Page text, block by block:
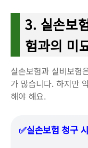
3. 실손보
험과의 미
실손보험과 실비보험
가 많습니다. 하지만
해야 해요.
✅실손보험 청구